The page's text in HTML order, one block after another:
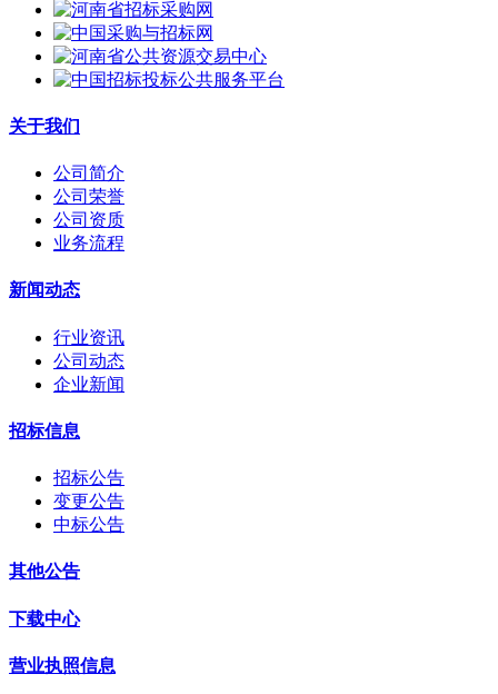
关于我们
公司简介
公司荣誉
公司资质
业务流程
新闻动态
行业资讯
公司动态
企业新闻
招标信息
招标公告
变更公告
中标公告
其他公告
下载中心
营业执照信息